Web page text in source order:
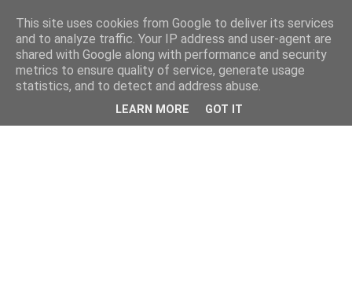
This site uses cookies from Google to deliver its services
and to analyze traffic. Your IP address and user-agent are
shared with Google along with performance and security
metrics to ensure quality of service, generate usage
statistics, and to detect and address abuse.
LEARN MORE GOT IT